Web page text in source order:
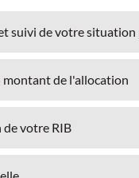
suivi de votre situation
de l'allocation
votre RIB